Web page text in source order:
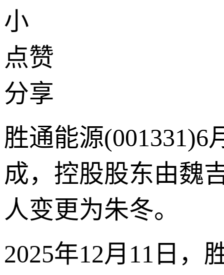
小
点赞
分享
胜通能源
成，控股股东由魏
人变更为朱冬。
2025年12月11日，